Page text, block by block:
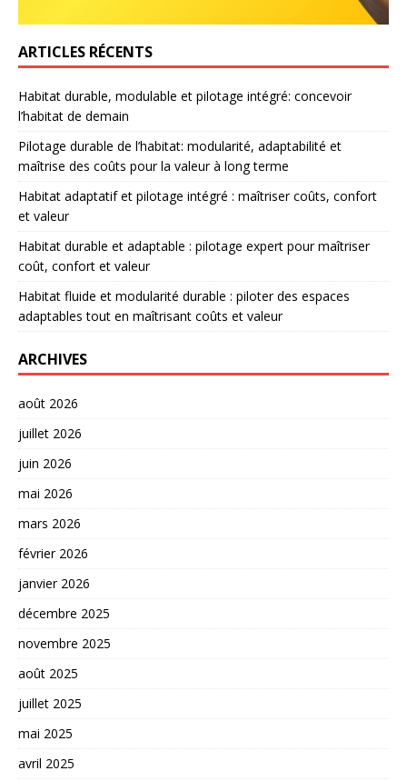
ARTICLES RÉCENTS
Habitat durable, modulable et pilotage intégré: concevoir
l’habitat de demain
Pilotage durable de l’habitat: modularité, adaptabilité et
maîtrise des coûts pour la valeur à long terme
Habitat adaptatif et pilotage intégré : maîtriser coûts, confort
et valeur
Habitat durable et adaptable : pilotage expert pour maîtriser
coût, confort et valeur
Habitat fluide et modularité durable : piloter des espaces
adaptables tout en maîtrisant coûts et valeur
ARCHIVES
août 2026
juillet 2026
juin 2026
mai 2026
mars 2026
février 2026
janvier 2026
décembre 2025
novembre 2025
août 2025
juillet 2025
mai 2025
avril 2025